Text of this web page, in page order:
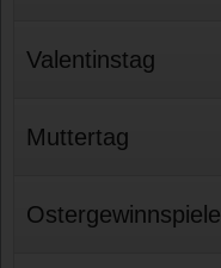
Valentinstag
Muttertag
Ostergewinnspiele